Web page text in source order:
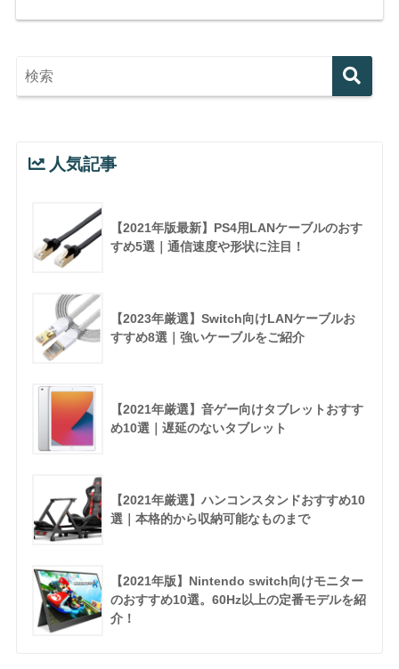
人気記事
【2021年版最新】PS4用LANケーブルのおす
すめ5選｜通信速度や形状に注目！
【2023年厳選】Switch向けLANケーブルお
すすめ8選｜強いケーブルをご紹介
【2021年厳選】音ゲー向けタブレットおすす
め10選｜遅延のないタブレット
【2021年厳選】ハンコンスタンドおすすめ10
選｜本格的から収納可能なものまで
【2021年版】Nintendo switch向けモニター
のおすすめ10選。60Hz以上の定番モデルを紹
介！